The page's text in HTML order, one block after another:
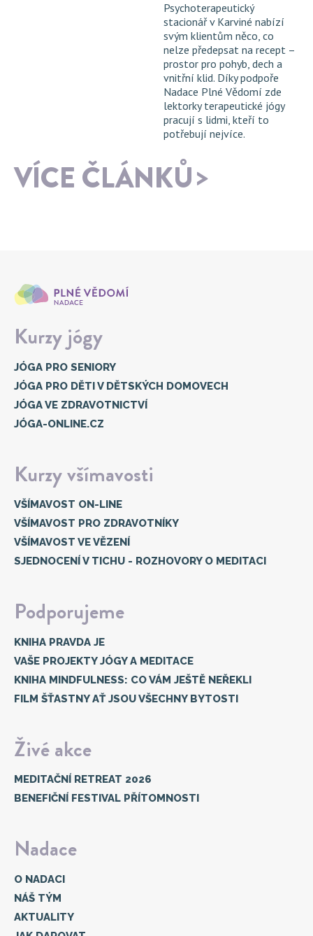
Psychoterapeutický
stacionář v Karviné nabízí
svým klientům něco, co
nelze předepsat na recept –
prostor pro pohyb, dech a
vnitřní klid. Díky podpoře
Nadace Plné Vědomí zde
lektorky terapeutické jógy
pracují s lidmi, kteří to
potřebují nejvíce.
VÍCE ČLÁNKŮ
Kurzy jógy
JÓGA PRO SENIORY
JÓGA PRO DĚTI V DĚTSKÝCH DOMOVECH
JÓGA VE ZDRAVOTNICTVÍ
JÓGA-ONLINE.CZ
Kurzy všímavosti
VŠÍMAVOST ON-LINE
VŠÍMAVOST PRO ZDRAVOTNÍKY
VŠÍMAVOST VE VĚZENÍ
SJEDNOCENÍ V TICHU - ROZHOVORY O MEDITACI
Podporujeme
KNIHA PRAVDA JE
VAŠE PROJEKTY JÓGY A MEDITACE
KNIHA MINDFULNESS: CO VÁM JEŠTĚ NEŘEKLI
FILM ŠŤASTNY AŤ JSOU VŠECHNY BYTOSTI
Živé akce
MEDITAČNÍ RETREAT 2026
BENEFIČNÍ FESTIVAL PŘÍTOMNOSTI
Nadace
O NADACI
NÁŠ TÝM
AKTUALITY